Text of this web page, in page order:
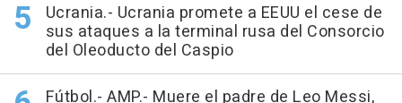
Ucrania.- Ucrania promete a EEUU el cese de
sus ataques a la terminal rusa del Consorcio
del Oleoducto del Caspio
Fútbol.- AMP.- Muere el padre de Leo Messi,